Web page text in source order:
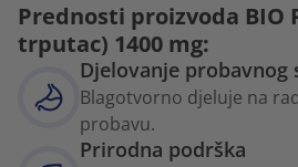
Prednosti proizvoda BIO
trputac) 1400 mg:
Djelovanje probavnog
Blagotvorno djeluje na
probavu.
Prirodna podrška